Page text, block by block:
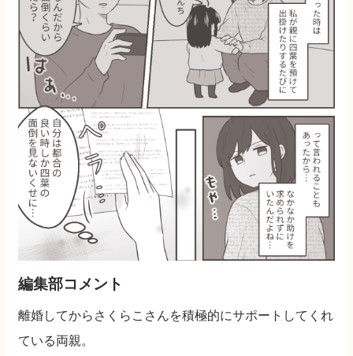
編集部コメント
離婚してからさくらこさんを積極的にサポートしてくれ
ている両親。